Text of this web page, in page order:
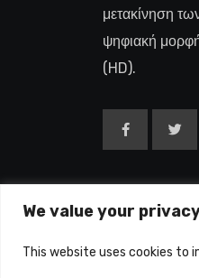
We value your
This website uses cookies to
μετακίνηση
ψηφιακή
(HD).